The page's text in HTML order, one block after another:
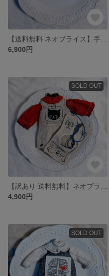
6,900円
SOLD OUT
4,900円
SOLD OUT